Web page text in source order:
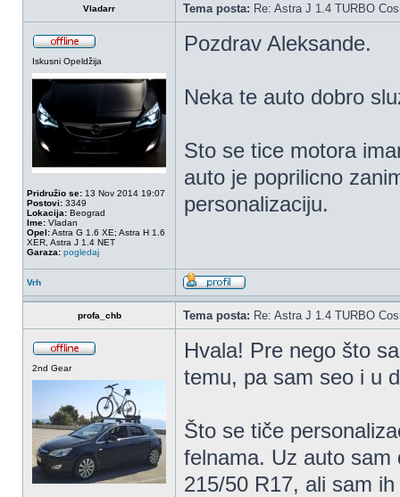
Vladarr Tema posta: Re: Astra J 1.4 TURBO
Iskusni Opeldžija
Pridružio se: 13 Nov 2014 19:07
Postovi: 3349
Lokacija: Beograd
Ime: Vladan
Opel:Astra G 1.6 XE; Astra H 1.6
XER, Astra J 1.4 NET
Garaza: pogledaj
Pozdrav Aleksande.
Neka te auto dobro
Sto se tice motora
auto je poprilicno
personalizaciju.
Vrh
profa_chb Tema posta: Re: Astra J 1.4 TURBO
2nd Gear
Hvala! Pre nego što
temu, pa sam seo i u
Što se tiče
felnama. Uz auto sam
215/50 R17, ali sam